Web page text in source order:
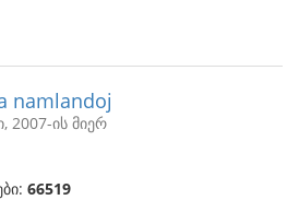
namlandoj
2007-ის მიერ
66519